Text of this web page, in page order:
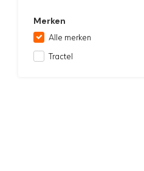
Merken
Alle merken
Tractel